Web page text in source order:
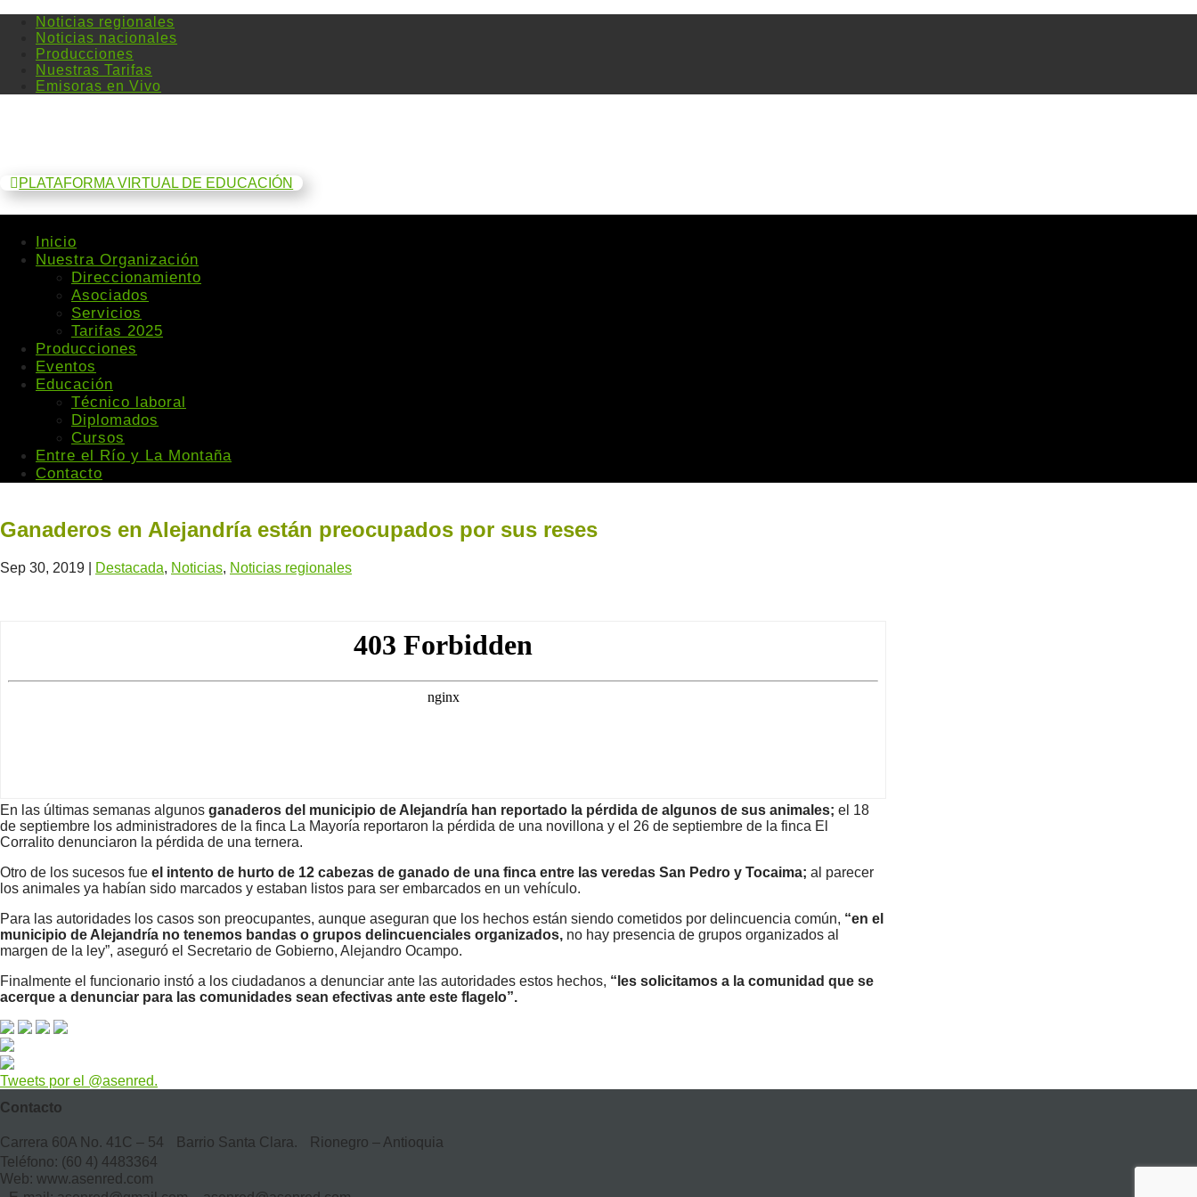
Noticias regionales
Noticias nacionales
Producciones
Nuestras Tarifas
Emisoras en Vivo
PLATAFORMA VIRTUAL DE EDUCACIÓN
Inicio
Nuestra Organización
Direccionamiento
Asociados
Servicios
Tarifas 2025
Producciones
Eventos
Educación
Técnico laboral
Diplomados
Cursos
Entre el Río y La Montaña
Contacto
Ganaderos en Alejandría están preocupados por sus reses
Sep 30, 2019 Destacada, Noticias, Noticias regionales
En las últimas semanas algunos ganaderos del municipio de Alejandría han reportado la pérdida de algunos de sus animales; el 18
de septiembre los administradores de la finca La Mayoría reportaron la pérdida de una novillona y el 26 de septiembre de la finca El
Corralito denunciaron la pérdida de una ternera.
Otro de los sucesos fue el intento de hurto de 12 cabezas de ganado de una finca entre las veredas San Pedro y Tocaima; al parecer
los animales ya habían sido marcados y estaban listos para ser embarcados en un vehículo.
Para las autoridades los casos son preocupantes, aunque aseguran que los hechos están siendo cometidos por delincuencia común, “en el
municipio de Alejandría no tenemos bandas o grupos delincuenciales organizados, no hay presencia de grupos organizados al
margen de la ley”, aseguró el Secretario de Gobierno, Alejandro Ocampo.
Finalmente el funcionario instó a los ciudadanos a denunciar ante las autoridades estos hechos, “les solicitamos a la comunidad que se
acerque a denunciar para las comunidades sean efectivas ante este flagelo”.
Tweets por el @asenred.
Contacto
Carrera 60A No. 41C – 54 Barrio Santa Clara. Rionegro – Antioquia
Teléfono: (60 4) 4483364
Web: www.asenred.com